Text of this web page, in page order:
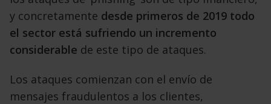
y concretamente desde primeros de 2019 todo
el sector está sufriendo un incremento
considerable de este tipo de ataques.
Los ataques comienzan con el envío de
mensajes fraudulentos a los clientes,